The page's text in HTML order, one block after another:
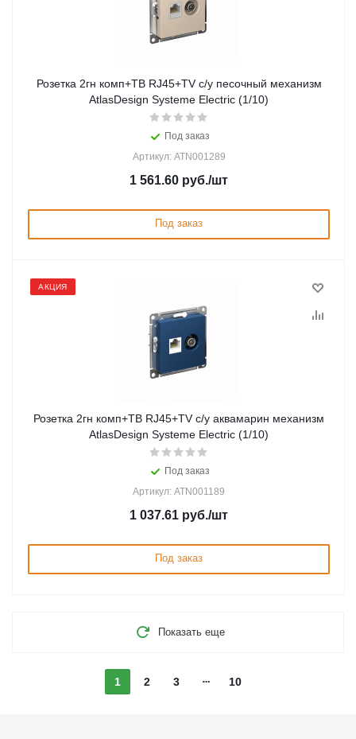
Розетка 2гн комп+ТВ RJ45+TV с/у песочный механизм
AtlasDesign Systeme Electric (1/10)
Под заказ
Артикул: ATN001289
1 561.60 руб./шт
Под заказ
АКЦИЯ
Розетка 2гн комп+ТВ RJ45+TV с/у аквамарин механизм
AtlasDesign Systeme Electric (1/10)
Под заказ
Артикул: ATN001189
1 037.61 руб./шт
Под заказ
Показать еще
1 2 3 10